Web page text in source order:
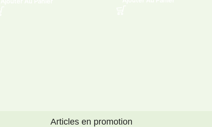
Articles en promotion